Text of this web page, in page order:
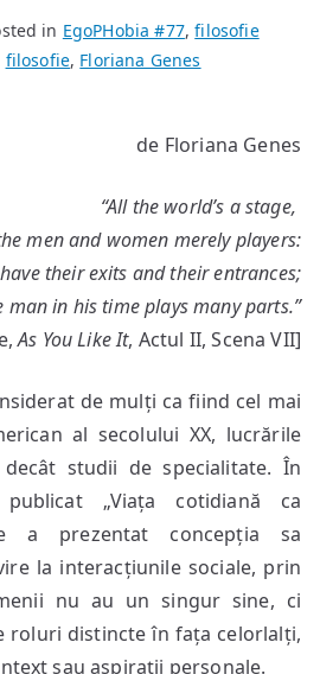
in EgoPHobia #77,filosofie
filosofie, Floriana Genes
de Floriana Genes
“All the world’s a stage,
men and women merely players:
their exits and their entrances;
man in his time plays many parts.”
As You Like It, Actul II, Scena VII]
de mulți ca fiind cel mai
al secolului XX, lucrările
studii de specialitate. În
„Viața cotidiană ca
a prezentat concepția sa
la interacțiunile sociale, prin
nu au un singur sine, ci
roluri distincte în fața celorlalți,
sau aspirații personale.